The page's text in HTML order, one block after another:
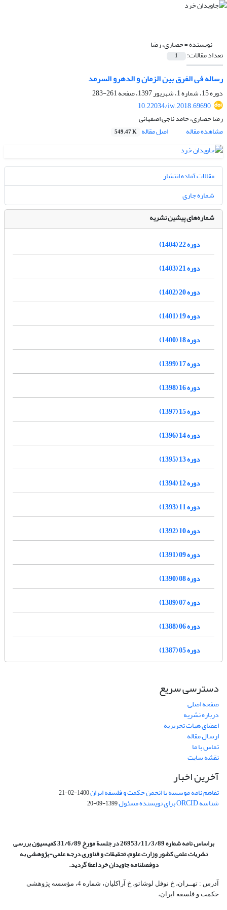
نویسنده =حصاری، رضا
تعداد مقالات: 1
رساله فی الفرق بین الزمان و الدهرو السرمد
دوره 15، شماره 1، شهریور 1397، صفحه
261-283
10.22034/iw.2018.69690
رضا حصاری، حامد ناجی اصفهانی
مشاهده مقاله
اصل مقاله 549.47 K
مقالات آماده انتشار
شماره جاری
شماره‌های پیشین نشریه
دوره 22 (1404)
دوره 21 (1403)
دوره 20 (1402)
دوره 19 (1401)
دوره 18 (1400)
دوره 17 (1399)
دوره 16 (1398)
دوره 15 (1397)
دوره 14 (1396)
دوره 13 (1395)
دوره 12 (1394)
دوره 11 (1393)
دوره 10 (1392)
دوره 09 (1391)
دوره 08 (1390)
دوره 07 (1389)
دوره 06 (1388)
دوره 05 (1387)
دسترسی سریع
صفحه اصلی
درباره نشریه
اعضای هیات تحریریه
ارسال مقاله
تماس با ما
نقشه سایت
آخرین اخبار
تفاهم نامه موسسه با انجمن حکمت و فلسفه ایران1400-02-21
شناسه ORCID برای نویسنده مسئول 1399-09-20
براساس نامه شماره 26953/11/3/89 در جلسة مورخ 31/6/89 کمیسیون
بررسی
نشریات علمی کشور وزارت علوم، تحقیقات و فناوری درجه علمی‌-پژوهشیبه
دوفصلنامه جاویدان خرد اعطا گردید.
آدرس : تهــران، خ نوفل لوشاتو، خ آراکلیان، شماره 4،‌ مؤسسه پژوهشی
حکمت و فلسفه ایران،‌